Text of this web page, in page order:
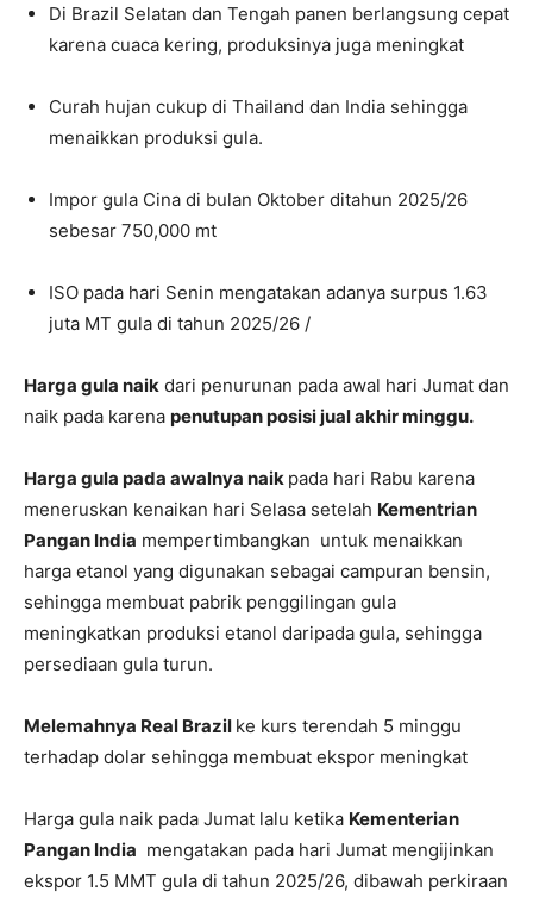
Di Brazil Selatan dan Tengah panen berlangsung cepat
karena cuaca kering, produksinya juga meningkat
Curah hujan cukup di Thailand dan India sehingga
menaikkan produksi gula.
Impor gula Cina di bulan Oktober ditahun 2025/26
sebesar 750,000 mt
ISO pada hari Senin mengatakan adanya surpus 1.63
juta MT gula di tahun 2025/26 /
Harga gula naik dari penurunan pada awal hari Jumat dan
naik pada karena penutupan posisi jual akhir minggu.
Harga gula pada awalnya naik pada hari Rabu karena
meneruskan kenaikan hari Selasa setelah Kementrian
Pangan India mempertimbangkan untuk menaikkan
harga etanol yang digunakan sebagai campuran bensin,
sehingga membuat pabrik penggilingan gula
meningkatkan produksi etanol daripada gula, sehingga
persediaan gula turun.
Melemahnya Real Brazil ke kurs terendah 5 minggu
terhadap dolar sehingga membuat ekspor meningkat
Harga gula naik pada Jumat lalu ketika Kementerian
Pangan India mengatakan pada hari Jumat mengijinkan
ekspor 1.5 MMT gula di tahun 2025/26, dibawah perkiraan